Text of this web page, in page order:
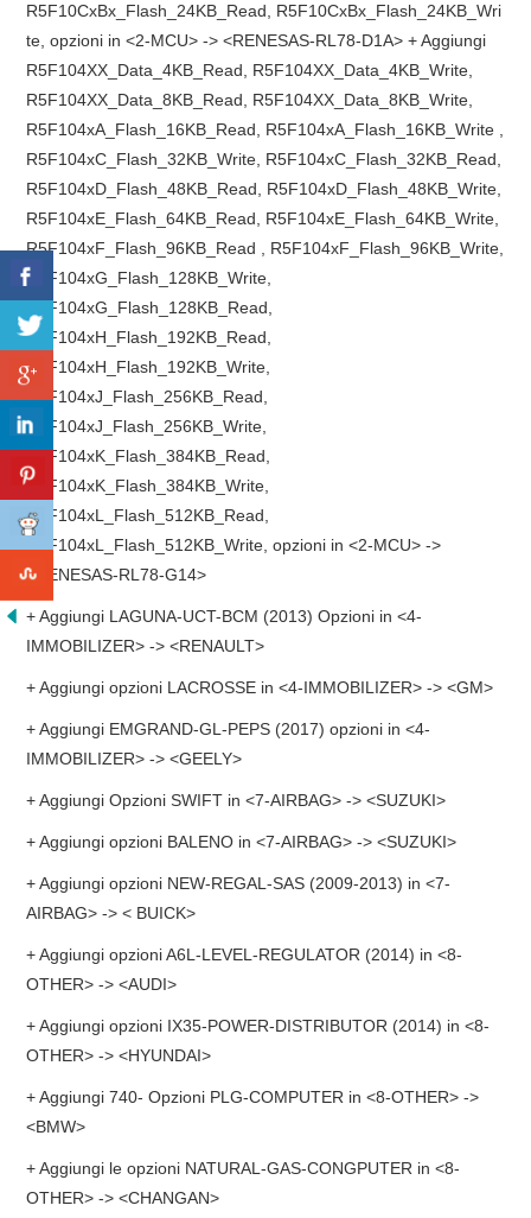
R5F10CxBx_Flash_24KB_Read, R5F10CxBx_Flash_24KB_Wri
te, opzioni in <2-MCU> -> <RENESAS-RL78-D1A> + Aggiungi
R5F104XX_Data_4KB_Read, R5F104XX_Data_4KB_Write,
R5F104XX_Data_8KB_Read, R5F104XX_Data_8KB_Write,
R5F104xA_Flash_16KB_Read, R5F104xA_Flash_16KB_Write ,
R5F104xC_Flash_32KB_Write, R5F104xC_Flash_32KB_Read,
R5F104xD_Flash_48KB_Read, R5F104xD_Flash_48KB_Write,
R5F104xE_Flash_64KB_Read, R5F104xE_Flash_64KB_Write,
R5F104xF_Flash_96KB_Read , R5F104xF_Flash_96KB_Write,
R5F104xG_Flash_128KB_Write,
R5F104xG_Flash_128KB_Read,
R5F104xH_Flash_192KB_Read,
R5F104xH_Flash_192KB_Write,
R5F104xJ_Flash_256KB_Read,
R5F104xJ_Flash_256KB_Write,
R5F104xK_Flash_384KB_Read,
R5F104xK_Flash_384KB_Write,
R5F104xL_Flash_512KB_Read,
R5F104xL_Flash_512KB_Write, opzioni in <2-MCU> ->
<RENESAS-RL78-G14>
+ Aggiungi LAGUNA-UCT-BCM (2013) Opzioni in <4-
IMMOBILIZER> -> <RENAULT>
+ Aggiungi opzioni LACROSSE in <4-IMMOBILIZER> -> <GM>
+ Aggiungi EMGRAND-GL-PEPS (2017) opzioni in <4-
IMMOBILIZER> -> <GEELY>
+ Aggiungi Opzioni SWIFT in <7-AIRBAG> -> <SUZUKI>
+ Aggiungi opzioni BALENO in <7-AIRBAG> -> <SUZUKI>
+ Aggiungi opzioni NEW-REGAL-SAS (2009-2013) in <7-
AIRBAG> -> < BUICK>
+ Aggiungi opzioni A6L-LEVEL-REGULATOR (2014) in <8-
OTHER> -> <AUDI>
+ Aggiungi opzioni IX35-POWER-DISTRIBUTOR (2014) in <8-
OTHER> -> <HYUNDAI>
+ Aggiungi 740- Opzioni PLG-COMPUTER in <8-OTHER> ->
<BMW>
+ Aggiungi le opzioni NATURAL-GAS-CONGPUTER in <8-
OTHER> -> <CHANGAN>